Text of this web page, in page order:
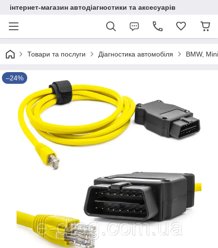
інтернет-магазин автодіагностики та аксесуарів
Товари та послуги Діагностика автомобіля BMW,
–24%